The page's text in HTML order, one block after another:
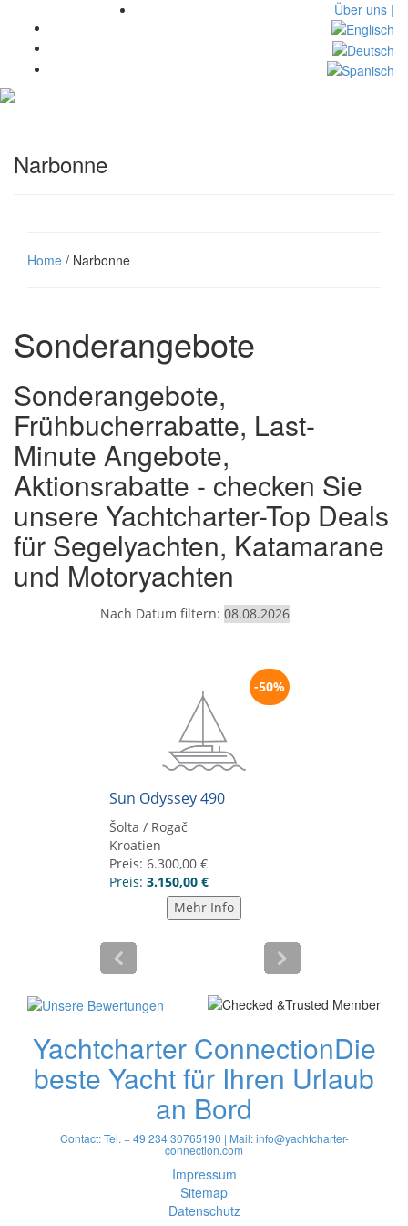
Über uns |
Narbonne
Home / Narbonne
Sonderangebote
Sonderangebote,
Frühbucherrabatte, Last-
Minute Angebote,
Aktionsrabatte - checken Sie
unsere Yachtcharter-Top Deals
für Segelyachten, Katamarane
und Motoryachten
Yachtcharter ConnectionDie
beste Yacht für Ihren Urlaub
an Bord
Contact: Tel. + 49 234 30765190 | Mail:info@yachtcharter-
connection.com
Impressum
Sitemap
Datenschutz